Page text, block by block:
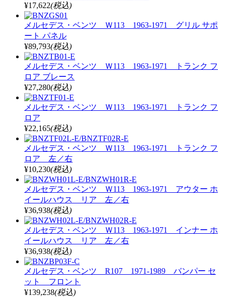
¥17,622(税込)
メルセデス・ベンツ Ｗ113 1963-1971 グリル サポ
ート パネル
¥89,793(税込)
メルセデス・ベンツ Ｗ113 1963-1971 トランク フ
ロア ブレース
¥27,280(税込)
メルセデス・ベンツ Ｗ113 1963-1971 トランク フ
ロア
¥22,165(税込)
メルセデス・ベンツ Ｗ113 1963-1971 トランク フ
ロア 左／右
¥10,230(税込)
メルセデス・ベンツ Ｗ113 1963-1971 アウター ホ
イールハウス リア 左／右
¥36,938(税込)
メルセデス・ベンツ Ｗ113 1963-1971 インナー ホ
イールハウス リア 左／右
¥36,938(税込)
メルセデス・ベンツ R107 1971-1989 バンパー セ
ット フロント
¥139,238(税込)